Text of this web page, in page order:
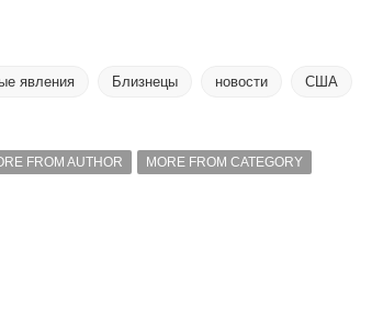
явления Близнецы новости США
FROM AUTHOR MORE FROM CATEGORY